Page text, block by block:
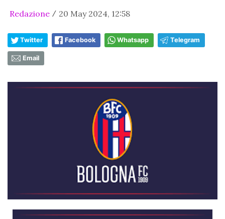
Redazione / 20 May 2024, 12:58
Twitter Facebook Whatsapp Telegram
Email